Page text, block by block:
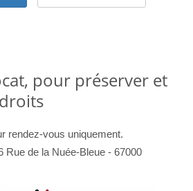
pour préserver et
rendez-vous uniquement.
Rue de la Nuée-Bleue - 67000